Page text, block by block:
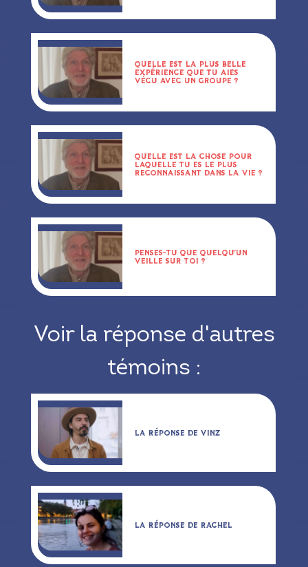
QUELLE EST LA PLUS BELLE
EXPÉRIENCE QUE TU AIES
VÉCU AVEC UN GROUPE ?
QUELLE EST LA CHOSE POUR
LAQUELLE TU ES LE PLUS
RECONNAISSANT DANS LA VIE ?
PENSES-TU QUE QUELQU’UN
VEILLE SUR TOI ?
Voir la réponse d'autres
témoins :
LA RÉPONSE DE VINZ
LA RÉPONSE DE RACHEL